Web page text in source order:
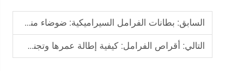
السابق: بطانات الفرامل السيراميكية: ضوضاء منخفضة، متانة عالية، مثالية للقيادة اليومية
التالي: أقراص الفرامل: كيفية إطالة عمرها وتجنب التآكل المبكر